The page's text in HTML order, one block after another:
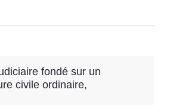
fondé sur un
civile ordinaire,